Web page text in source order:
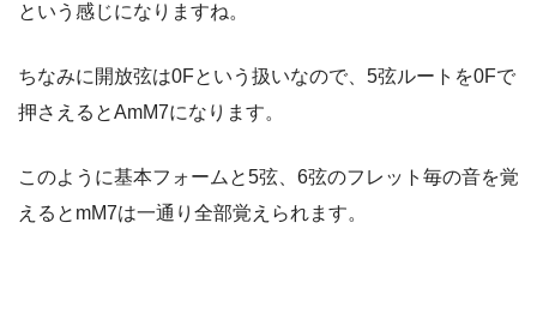
という感じになりますね。
ちなみに開放弦は0Fという扱いなので、5弦ルートを0Fで
押さえるとAmM7になります。
このように基本フォームと5弦、6弦のフレット毎の音を覚
えるとmM7は一通り全部覚えられます。